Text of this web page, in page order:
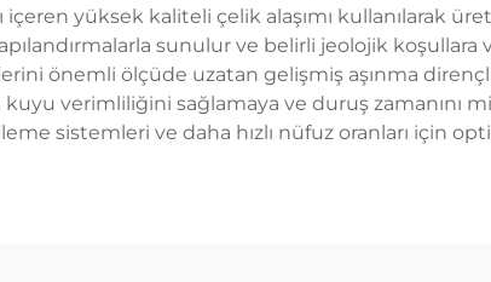
içeren yüksek kaliteli çelik alaşımı kullanılarak
sunulur ve belirli jeolojik
önemli ölçüde uzatan gelişmiş aşınma
verimliliğini sağlamaya ve duruş zamanını
sistemleri ve daha hızlı nüfuz oranları için